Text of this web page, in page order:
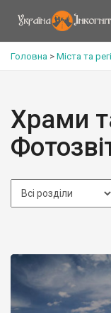
Головна > Міста та
Храми